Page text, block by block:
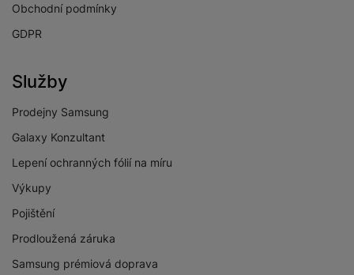
Obchodní podmínky
GDPR
Služby
Prodejny Samsung
Galaxy Konzultant
Lepení ochranných fólií na míru
Výkupy
Pojištění
Prodloužená záruka
Samsung prémiová doprava